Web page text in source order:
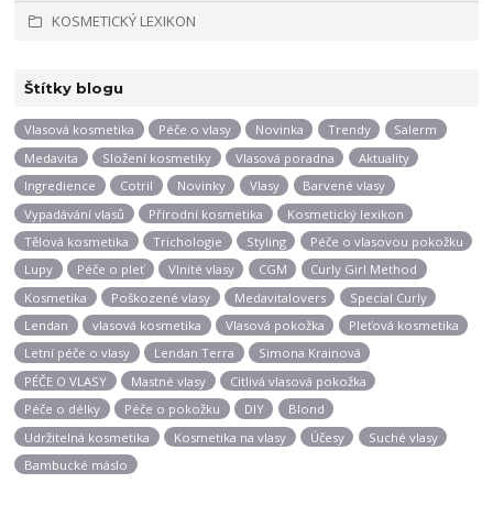
KOSMETICKÝ LEXIKON
Štítky blogu
Vlasová kosmetika Péče o vlasy Novinka Trendy
Salerm
Medavita
Složení kosmetiky Vlasová poradna
Aktuality
Ingredience
Cotril Novinky Vlasy
Barvené vlasy
Vypadávání vlasů
Přírodní kosmetika
Kosmetický lexikon
Tělová kosmetika
Trichologie Styling
Péče o vlasovou pokožku
Lupy
Péče o pleť Vlnité vlasy CGM
Curly Girl Method
Kosmetika
Poškozené vlasy Medavitalovers
Special Curly
Lendan
vlasová kosmetika Vlasová pokožka
Pleťová kosmetika
Letní péče o vlasy
Lendan Terra
Simona Krainová
PÉČE O VLASY
Mastné vlasy
Citlivá vlasová pokožka
Péče o délky
Péče o pokožku DIY
Blond
Udržitelná kosmetika
Kosmetika na vlasy Účesy
Suché vlasy
Bambucké máslo